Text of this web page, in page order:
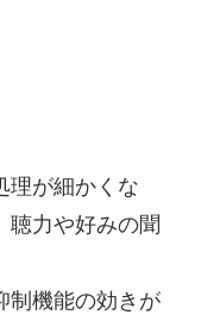
理が細かくな
聴力や好みの聞
制機能の効きが